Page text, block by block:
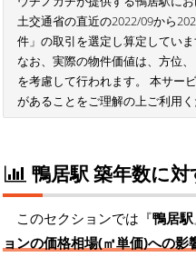
土交通省の直近の2022/09から
件」の取引を選定し算定していま
なお、実際の物件価値は、方位
を考慮して行われます。 本サー
があることをご理解の上ご利用
鴨居駅 築年数に
このセクションでは『鴨居駅
ョンの価格相場(㎡単価)への影